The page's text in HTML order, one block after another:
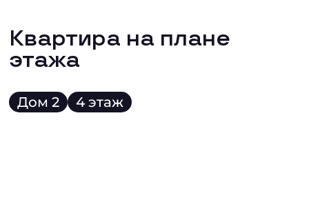
Квартира на плане
этажа
Дом 2 4 этаж